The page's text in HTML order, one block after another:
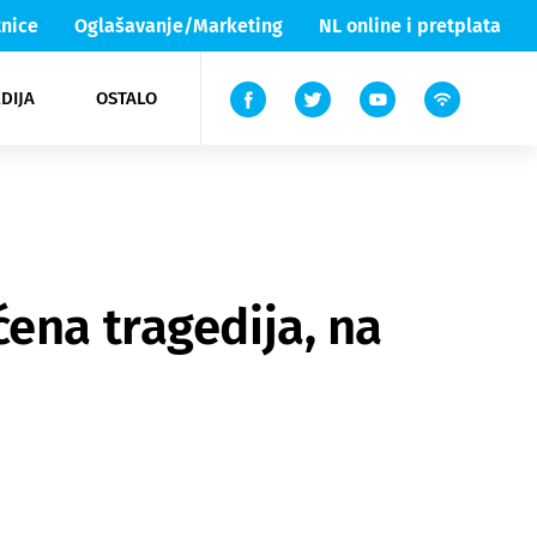
Oglašavanje/Marketing NL online i pretplata
OSTALO
Lika & Senj
TV
tragedija, na